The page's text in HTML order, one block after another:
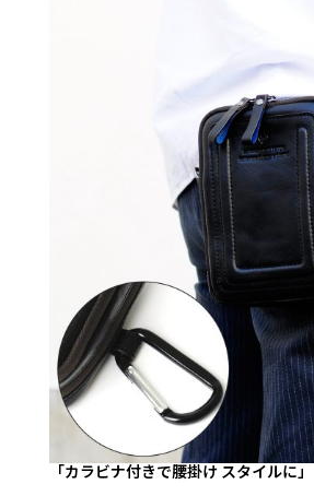
「カラビナ付きで腰掛け スタイルに」